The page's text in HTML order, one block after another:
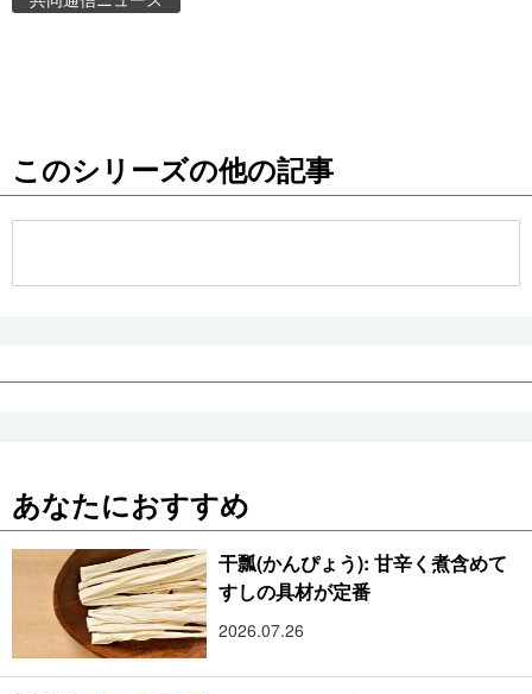
お知らせ
このシリーズの他の記事
あなたにおすすめ
干瓢(かんぴょう): 甘辛く煮含めて
すしの具材が定番
2026.07.26